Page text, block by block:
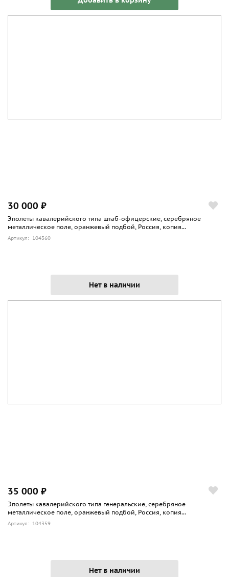
30 000 ₽
Эполеты кавалерийского типа штаб-офицерские, серебряное
металлическое поле, оранжевый подбой, Россия, копия...
Артикул: 104360
Нет в наличии
35 000 ₽
Эполеты кавалерийского типа генеральские, серебряное
металлическое поле, оранжевый подбой, Россия, копия...
Артикул: 104359
Нет в наличии